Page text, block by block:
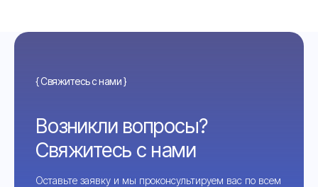
{ Свяжитесь с нами }
Возникли вопросы?
Свяжитесь с нами
Оставьте заявку и мы проконсультируем вас по всем